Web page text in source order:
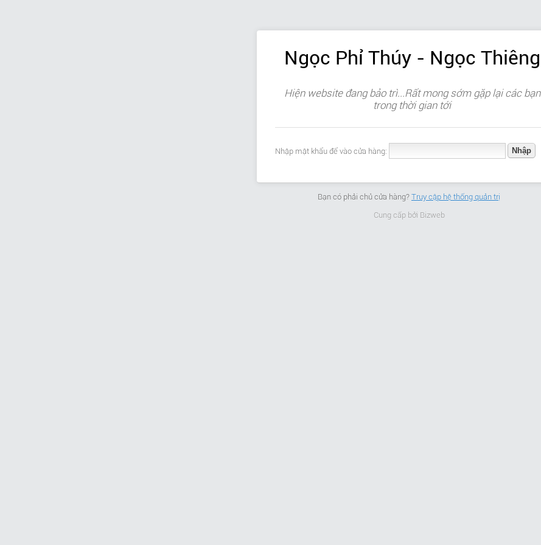
Ngọc Phỉ Thúy - Ngọc Thiêng
Hiện website đang bảo trì...Rất mong sớm gặp lại các bạn
trong thời gian tới
Nhập mật khẩu để vào cửa hàng:
Bạn có phải chủ cửa hàng? Truy cập hệ thống quản trị
Cung cấp bởi Bizweb